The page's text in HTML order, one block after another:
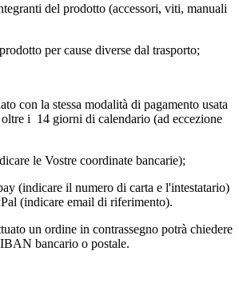
del prodotto (accessori, viti, manuali
per cause diverse dal trasporto;
con la stessa modalità di pagamento usata
i 14 giorni di calendario (ad eccezione
le Vostre coordinate bancarie);
(indicare il numero di carta e l'intestatario)
(indicare email di riferimento).
un ordine in contrassegno potrà chiedere
bancario o postale.